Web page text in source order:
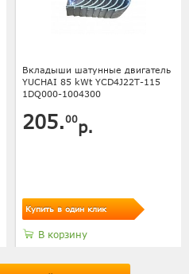
Вкладыши шатунные двигатель
YUCHAI 85 kWt YCD4J22T-115
1DQ000-1004300
205.00р.
Купить в один клик
В корзину